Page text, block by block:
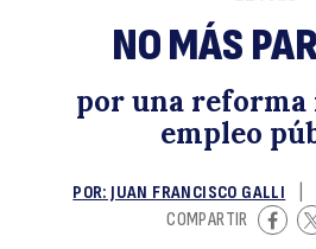
NO MÁS
por una
empleo
POR: JUAN FRANCISCO GALLI
COMPARTIR